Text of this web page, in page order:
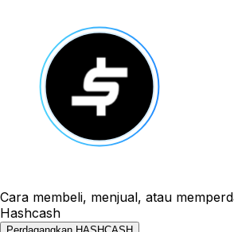
Cara membeli, menjual, atau
Hashcash